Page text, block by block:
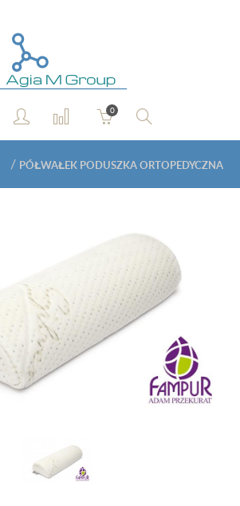
0
/ PÓŁWAŁEK PODUSZKA ORTOPEDYCZNA